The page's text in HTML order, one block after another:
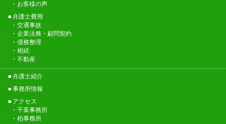
お客様の声
弁護士費用
交通事故
企業法務・顧問契約
債務整理
相続
不動産
弁護士紹介
事務所情報
アクセス
千葉事務所
柏事務所